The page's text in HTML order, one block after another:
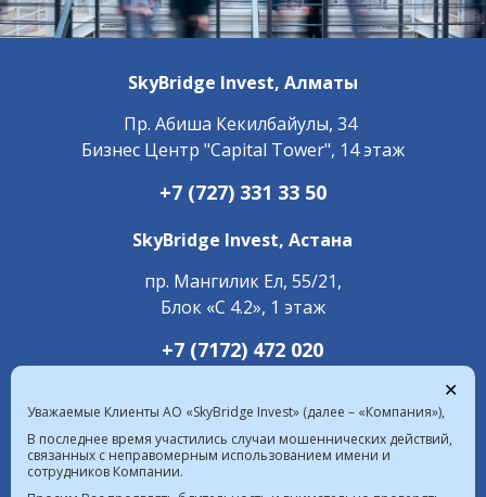
SkyBridge Invest, Алматы
Пр. ​Абиша Кекилбайулы, 34
Бизнес Центр "Capital Tower", 14 этаж
+7 (727) 331 33 50
SkyBridge Invest,Астана
пр. Мангилик Ел, 55/21,
Блок «С 4.2», 1 этаж
+7 (7172) 472 020
✕
Уважаемые Клиенты АО «SkyBridge Invest» (далее – «Компания»),
В последнее время участились случаи мошеннических действий,
связанных с неправомерным использованием имени и
сотрудников Компании.